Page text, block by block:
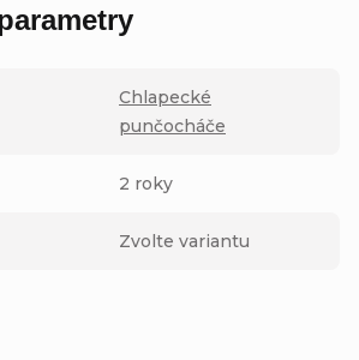
Chlapecké
punčocháče
2 roky
Zvolte variantu